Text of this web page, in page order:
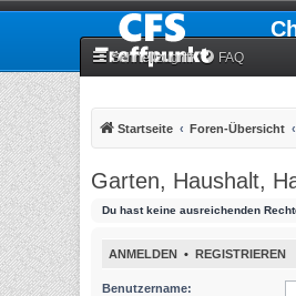
Schnellzugriff FAQ
Startseite Foren-Übersicht
Garten, Haushalt,
Du hast keine ausreichenden
ANMELDEN • REGISTRIEREN
Benutzername: